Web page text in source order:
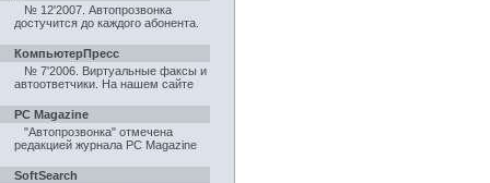
№ 12'2007. Автопрозвонка
достучится до каждого абонента
КомпьютерПресс
№ 7'2006. Виртуальные факсы и
автоответчики На нашем сайте
PC Magazine
"Автопрозвонка" отмечена
редакцией журнала PC Magazine
SoftSearch